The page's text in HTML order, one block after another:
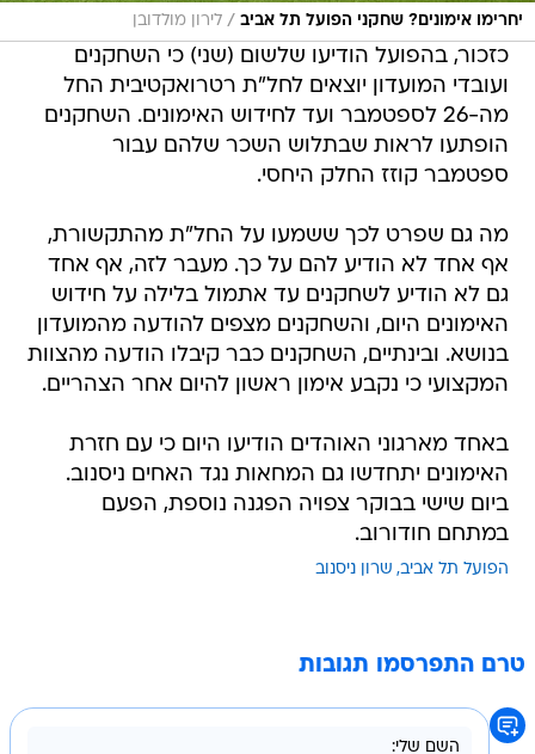
יחרימו אימונים? שחקני הפועל תל אביב / לירון מולדובן
כזכור, בהפועל הודיעו שלשום (שני) כי השחקנים
ועובדי המועדון יוצאים לחל"ת רטרואקטיבית החל
מה-26 לספטמבר ועד לחידוש האימונים. השחקנים
הופתעו לראות שבתלוש השכר שלהם עבור
ספטמבר קוזז החלק היחסי.
מה גם שפרט לכך ששמעו על החל"ת מהתקשורת,
אף אחד לא הודיע להם על כך. מעבר לזה, אף אחד
גם לא הודיע לשחקנים עד אתמול בלילה על חידוש
האימונים היום, והשחקנים מצפים להודעה מהמועדון
בנושא. ובינתיים, השחקנים כבר קיבלו הודעה מהצוות
המקצועי כי נקבע אימון ראשון להיום אחר הצהריים.
באחד מארגוני האוהדים הודיעו היום כי עם חזרת
האימונים יתחדשו גם המחאות נגד האחים ניסנוב.
ביום שישי בבוקר צפויה הפגנה נוספת, הפעם
במתחם חודורוב.
הפועל תל אביב שרון ניסנוב
טרם התפרסמו תגובות